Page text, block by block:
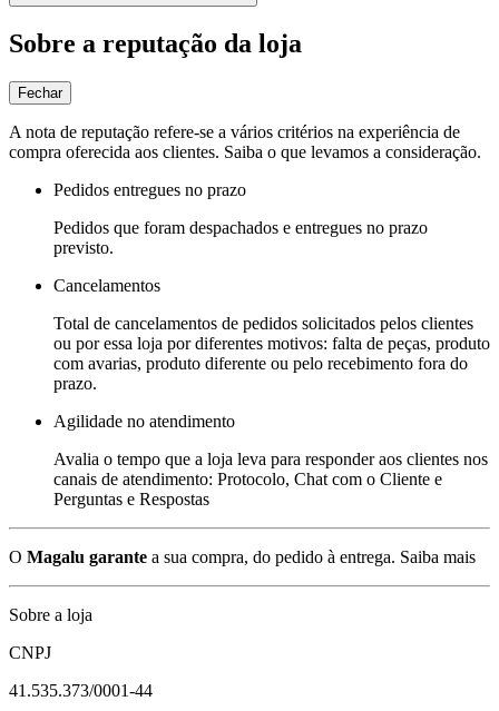
Sobre a reputação da loja
Fechar
A nota de reputação refere-se a vários critérios na experiência de
compra oferecida aos clientes. Saiba o que levamos a consideração.
Pedidos entregues no prazo
Pedidos que foram despachados e entregues no prazo
previsto.
Cancelamentos
Total de cancelamentos de pedidos solicitados pelos clientes
ou por essa loja por diferentes motivos: falta de peças, produto
com avarias, produto diferente ou pelo recebimento fora do
prazo.
Agilidade no atendimento
Avalia o tempo que a loja leva para responder aos clientes nos
canais de atendimento: Protocolo, Chat com o Cliente e
Perguntas e Respostas
O Magalu garante a sua compra, do pedido à entrega. Saiba mais
Sobre a loja
CNPJ
41.535.373/0001-44